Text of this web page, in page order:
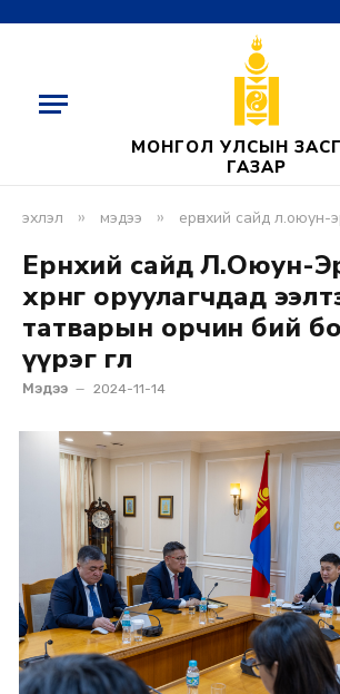
МОНГОЛ УЛСЫН
ГАЗАР
эхлэл » мэдээ » ерөнхий сайд л.оюун-эрдэнэ хөрөнгө оруулагчдад
Ерөнхий сайд Л.Оюун-
хөрөнгө оруулагчдад
татварын орчин бий
үүрэг өглөө
Мэдээ 2024-11-14